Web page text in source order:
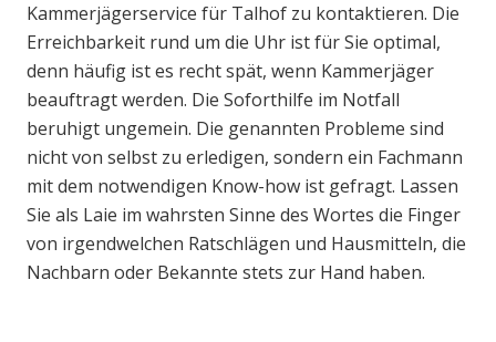
Kammerjägerservice für Talhof zu kontaktieren. Die
Erreichbarkeit rund um die Uhr ist für Sie optimal,
denn häufig ist es recht spät, wenn Kammerjäger
beauftragt werden. Die Soforthilfe im Notfall
beruhigt ungemein. Die genannten Probleme sind
nicht von selbst zu erledigen, sondern ein Fachmann
mit dem notwendigen Know-how ist gefragt. Lassen
Sie als Laie im wahrsten Sinne des Wortes die Finger
von irgendwelchen Ratschlägen und Hausmitteln, die
Nachbarn oder Bekannte stets zur Hand haben.